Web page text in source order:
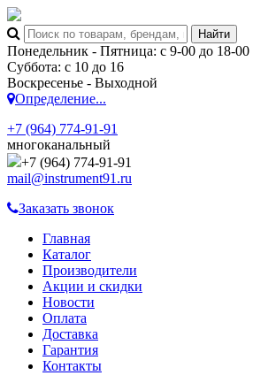
Понедельник - Пятница: с 9-00 до 18-00
Суббота: с 10 до 16
Воскресенье - Выходной
Определение...
+7 (964) 774-91-91
многоканальный
+7 (964) 774-91-91
mail@instrument91.ru
Заказать звонок
Главная
Каталог
Производители
Акции и скидки
Новости
Оплата
Доставка
Гарантия
Контакты